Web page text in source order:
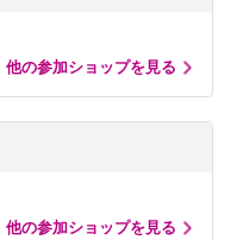
他の参加ショップを見る
他の参加ショップを見る